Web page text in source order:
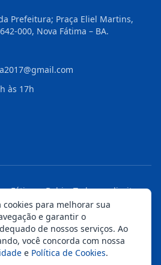
Prefeitura; Praça Eliel Martins,
000, Nova Fátima – BA.
às 17h
Fátima - Bahia. Todos os direitos
Notícias Transparência
para melhorar sua
e garantir o
de nossos serviços. Ao
você concorda com nossa
e Política de Cookies.